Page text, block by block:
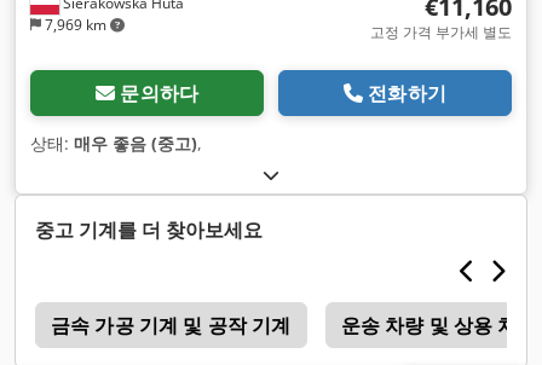
7,969 km
고정 가격 부가세 별도
문의하다 전화하기
상태: 매우 좋음 (중고),
중고 기계를 더 찾아보세요
금속 가공 기계 및 공작 기계 운송 차량 및 상용 차량